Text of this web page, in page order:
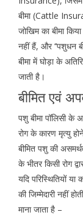
बीमा (Cattle
जोखिम का बीमा
नहीं हैं, और ‘‘पशुधन
बीमा में घोड़ा के
जाती है।
बीमित एवं
पशु बीमा पॉलिसी के
रोग के कारण मृत्यु
बीमित पशु की
के भीतर किसी रोग
यदि परिस्थितियों
की जिम्मेदारी नहीं
माना जाता है –